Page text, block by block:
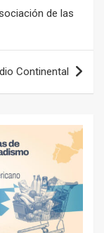
de las
Continental